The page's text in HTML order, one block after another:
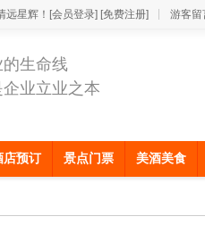
远星辉！ [会员登录] [免费注册] 游客留
生命线
业立业之本
店预订 景点门票 美酒美食